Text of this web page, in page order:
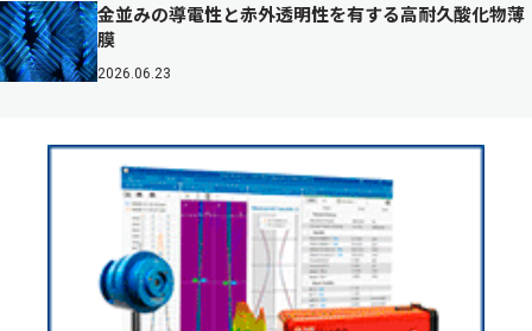
金並みの導電性と赤外透明性を有する高耐久酸化物薄
膜
2026.06.23